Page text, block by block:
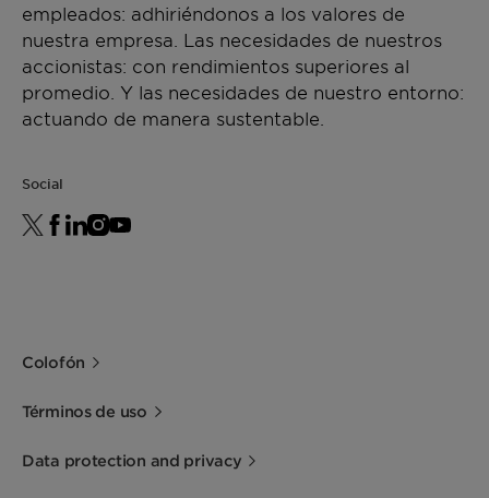
empleados: adhiriéndonos a los valores de
nuestra empresa. Las necesidades de nuestros
accionistas: con rendimientos superiores al
promedio. Y las necesidades de nuestro entorno:
actuando de manera sustentable.
Social
Colofón
Términos de uso
Data protection and privacy